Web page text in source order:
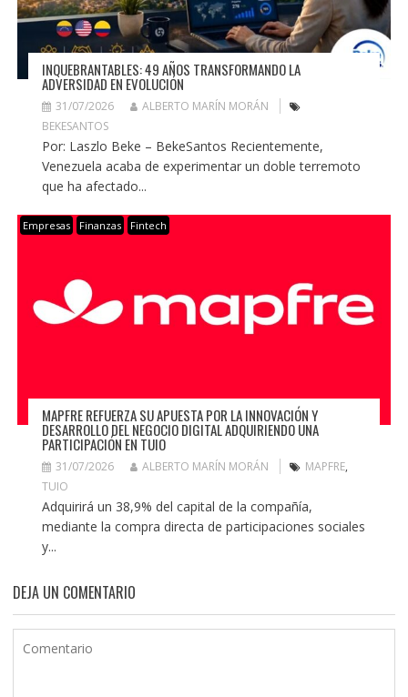
INQUEBRANTABLES: 49 AÑOS TRANSFORMANDO LA
ADVERSIDAD EN EVOLUCIÓN
31/07/2026
ALBERTO MARÍN MORÁN
BEKESANTOS
Por: Laszlo Beke – BekeSantos Recientemente,
Venezuela acaba de experimentar un doble terremoto
que ha afectado...
Empresas Finanzas Fintech
MAPFRE REFUERZA SU APUESTA POR LA INNOVACIÓN Y
DESARROLLO DEL NEGOCIO DIGITAL ADQUIRIENDO UNA
PARTICIPACIÓN EN TUIO
31/07/2026 ALBERTO MARÍN MORÁN MAPFRE,
TUIO
Adquirirá un 38,9% del capital de la compañía,
mediante la compra directa de participaciones sociales
y...
DEJA UN COMENTARIO